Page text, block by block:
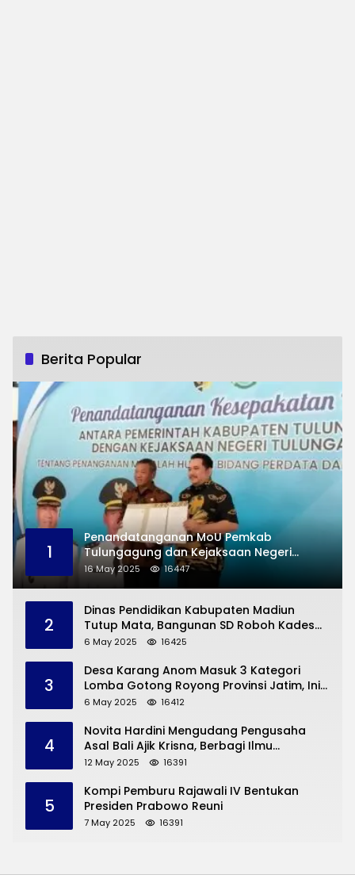
Berita Popular
1
Penandatanganan MoU Pemkab
Tulungagung dan Kejaksaan Negeri
Permasalahan Hukum
16 May 2025 16447
2
Dinas Pendidikan Kabupaten Madiun
Tutup Mata, Bangunan SD Roboh Kades
Dermorejo Bangun Pakai Dana Pribadi
6 May 2025 16425
3
Desa Karang Anom Masuk 3 Kategori
Lomba Gotong Royong Provinsi Jatim, Ini
yang Disampaikan Sekda Trenggalek
6 May 2025 16412
4
Novita Hardini Mengudang Pengusaha
Asal Bali Ajik Krisna, Berbagi Ilmu
Pengembangan Pariwisata dan UMKM
12 May 2025 16391
5
Kompi Pemburu Rajawali IV Bentukan
Presiden Prabowo Reuni
7 May 2025 16391